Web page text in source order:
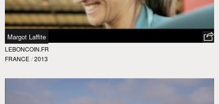
Margot Laffite
LEBONCOIN.FR
FRANCE / 2013